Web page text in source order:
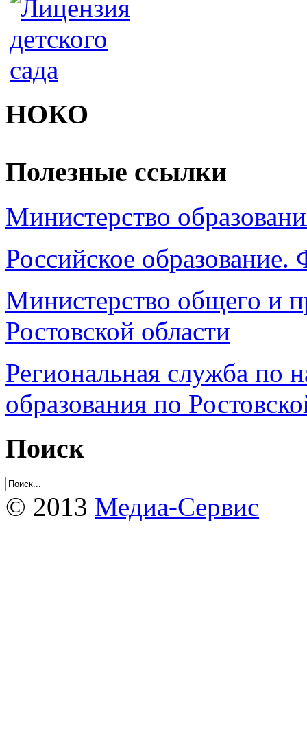
НОКО
Полезные ссылки
Министерство
Российское
Министерство общего и
Ростовской области
Региональная служба по
образования по
Поиск
© 2013 Медиа-Сервис